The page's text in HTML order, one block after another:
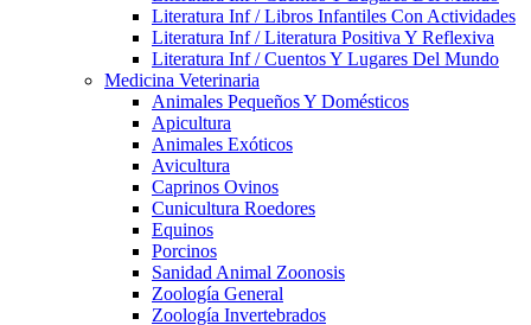
Literatura Inf / Libros Infantiles Con Actividades
Literatura Inf / Literatura Positiva Y Reflexiva
Literatura Inf / Cuentos Y Lugares Del Mundo
Medicina Veterinaria
Animales Pequeños Y Domésticos
Apicultura
Animales Exóticos
Avicultura
Caprinos Ovinos
Cunicultura Roedores
Equinos
Porcinos
Sanidad Animal Zoonosis
Zoología General
Zoología Invertebrados